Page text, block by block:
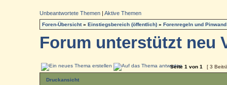
Unbeantwortete Themen |Aktive Themen
Foren-Übersicht»Einstiegsbereich (öffentlich) »Forenregeln und Pinwand
Forum unterstützt neu
Seite1 von1 [ 3
Druckansicht